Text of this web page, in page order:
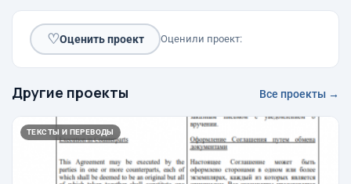
♡Оценить проект Оценили проект:
Другие проекты Все проекты →
ТЕКСТЫ И ПЕРЕВОДЫ